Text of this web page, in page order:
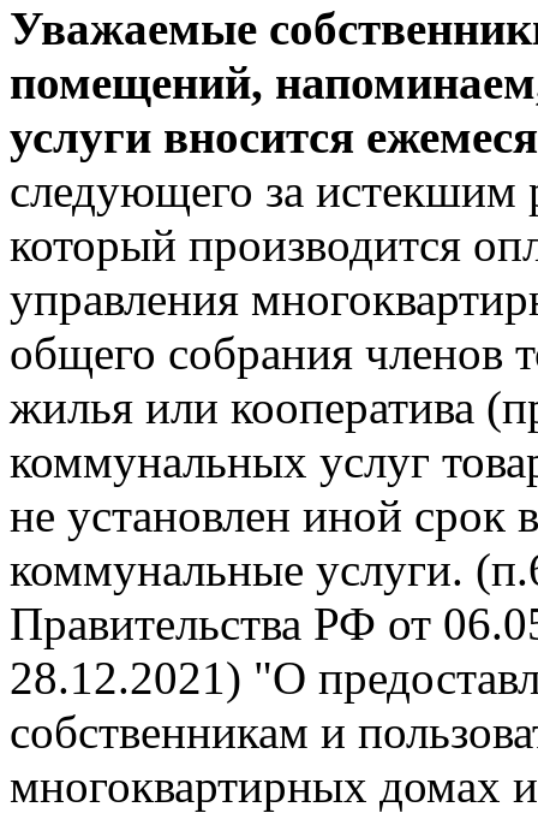
Уважаемые
помещений,
услуги вносится
следующего за истекшим
который производится
управления
общего собрания членов
жилья или кооператива
коммунальных услуг
не установлен иной срок
коммунальные услуги.
Правительства РФ от
28.12.2021) "О
собственникам и
многоквартирных